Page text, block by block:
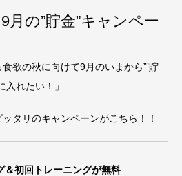
月の”貯金”キャンペー
欲の秋に向けて9月のいまから”’貯
入れたい！」
タリのキャンペーンがこちら！！
初回トレーニングが無料